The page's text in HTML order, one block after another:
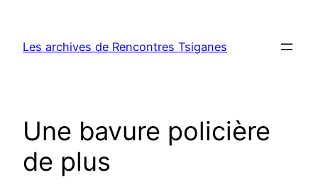
contenu
Les archives de Rencontres Tsiganes
Une bavure policière
de plus